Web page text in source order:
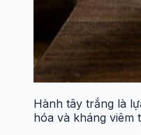
Hành tây trắng là
hóa và kháng viêm